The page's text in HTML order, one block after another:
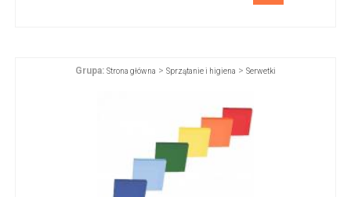
Grupa: Strona główna > Sprzątanie i higiena > Serwetki